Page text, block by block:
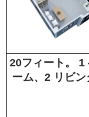
20フィート。 1
ーム、2 リビン